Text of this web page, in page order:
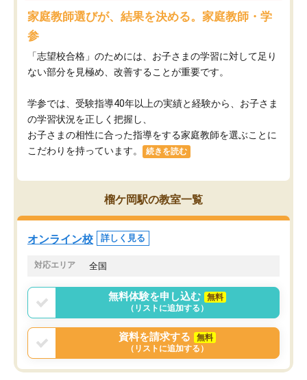
家庭教師選びが、結果を決める。家庭教師・学
参
「志望校合格」のためには、お子さまの学習に対して足り
ない部分を見極め、改善することが重要です。
学参では、受験指導40年以上の実績と経験から、お子さま
の学習状況を正しく把握し、
お子さまの相性に合った指導をする家庭教師を選ぶことに
こだわりを持っています。
続きを読む
榴ケ岡駅の教室一覧
オンライン校 詳しく見る
対応エリア 全国
無料体験を申し込む
無料
（リストに追加する）
資料を請求する
無料
（リストに追加する）